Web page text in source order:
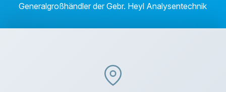
Generalgroßhändler der Gebr. Heyl Analysentechnik